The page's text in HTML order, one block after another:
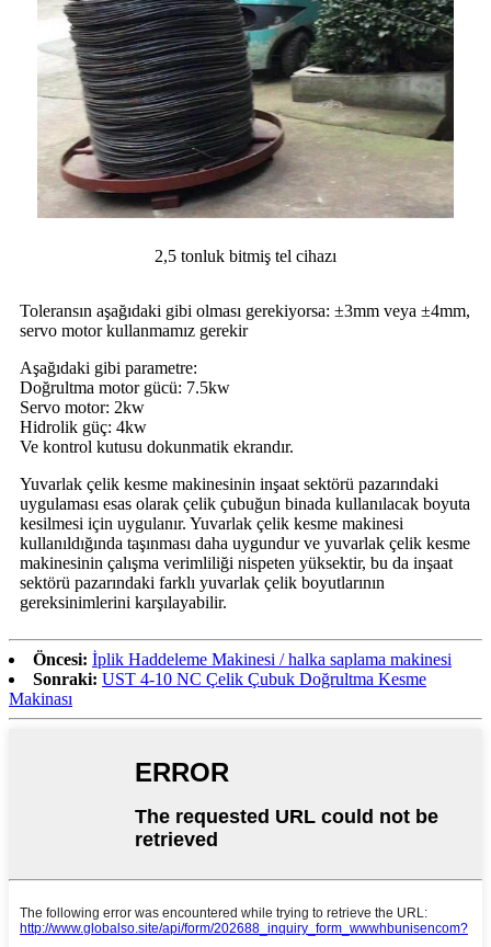
2,5 tonluk bitmiş tel cihazı
Toleransın aşağıdaki gibi olması gerekiyorsa: ±3mm veya ±4mm,
servo motor kullanmamız gerekir
Aşağıdaki gibi parametre:
Doğrultma motor gücü: 7.5kw
Servo motor: 2kw
Hidrolik güç: 4kw
Ve kontrol kutusu dokunmatik ekrandır.
Yuvarlak çelik kesme makinesinin inşaat sektörü pazarındaki
uygulaması esas olarak çelik çubuğun binada kullanılacak boyuta
kesilmesi için uygulanır. Yuvarlak çelik kesme makinesi
kullanıldığında taşınması daha uygundur ve yuvarlak çelik kesme
makinesinin çalışma verimliliği nispeten yüksektir, bu da inşaat
sektörü pazarındaki farklı yuvarlak çelik boyutlarının
gereksinimlerini karşılayabilir.
Öncesi: İplik Haddeleme Makinesi / halka saplama makinesi
Sonraki: UST 4-10 NC Çelik Çubuk Doğrultma Kesme
Makinası